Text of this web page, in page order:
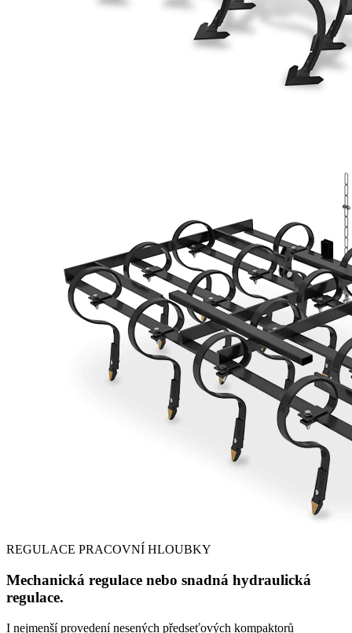
REGULACE PRACOVNÍ HLOUBKY
Mechanická regulace nebo snadná hydraulická
regulace.
I nejmenší provedení nesených předseťových kompaktorů